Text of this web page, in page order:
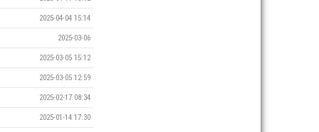
2025-04-04 15:14
2025-03-06
2025-03-05 15:12
2025-03-05 12:59
2025-02-17 08:34
2025-01-14 17:30